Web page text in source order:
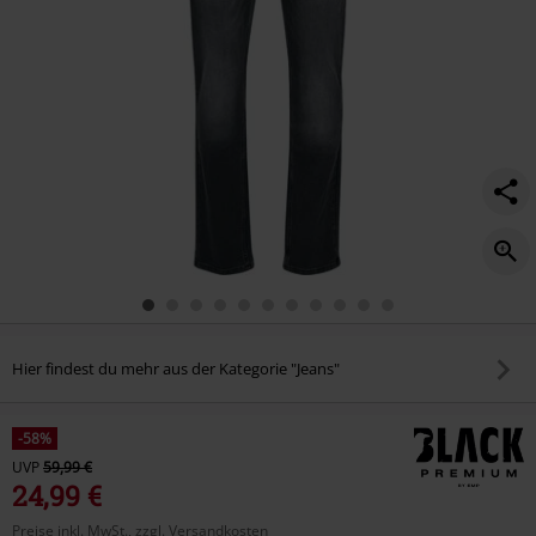
Hier findest du mehr aus der Kategorie "Jeans"
-58%
UVP59,99 €
24,99 €
Preise inkl. MwSt., zzgl. Versandkosten